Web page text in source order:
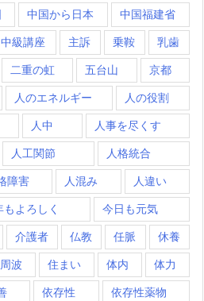
中国から日本 中国福建省
中級講座 主訴 乗鞍 乳歯
二重の虹 五台山 京都
人のエネルギー 人の役割
人中 人事を尽くす
人工関節 人格統合
障害 人混み 人違い
もよろしく 今日も元気
介護者 仏教 任脈 休養
波 住まい 体内 体力
依存性 依存性薬物